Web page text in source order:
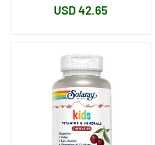
Precio
USD 42.65